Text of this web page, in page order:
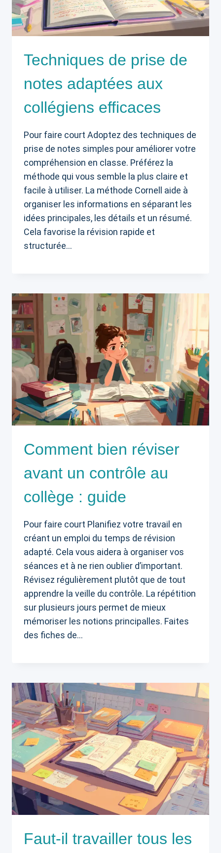
Techniques de prise de
notes adaptées aux
collégiens efficaces
Pour faire court Adoptez des techniques de
prise de notes simples pour améliorer votre
compréhension en classe. Préférez la
méthode qui vous semble la plus claire et
facile à utiliser. La méthode Cornell aide à
organiser les informations en séparant les
idées principales, les détails et un résumé.
Cela favorise la révision rapide et
structurée…
Comment bien réviser
avant un contrôle au
collège : guide
Pour faire court Planifiez votre travail en
créant un emploi du temps de révision
adapté. Cela vous aidera à organiser vos
séances et à ne rien oublier d’important.
Révisez régulièrement plutôt que de tout
apprendre la veille du contrôle. La répétition
sur plusieurs jours permet de mieux
mémoriser les notions principalles. Faites
des fiches de…
Faut-il travailler tous les